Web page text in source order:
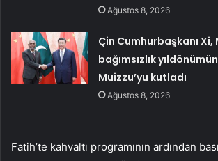
Ağustos 8, 2026
Çin Cumhurbaşkanı Xi,
bağımsızlık
Muizzu’yu kutladı
Ağustos 8, 2026
Fatih’te kahvaltı programının ardından